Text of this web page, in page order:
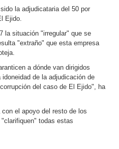
la adjudicataria del 50 por
Ejido.
la situación "irregular" que se
"extraño" que esta empresa
a dónde van dirigidos
de la adjudicación de
del caso de El Ejido", ha
el apoyo del resto de los
todas estas